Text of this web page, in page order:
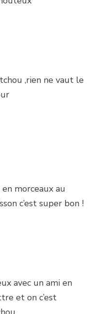
,rien ne vaut le
morceaux au
c’est super bon !
avec un ami en
et on c’est